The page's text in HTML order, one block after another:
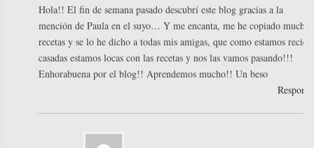
Hola!! El fin de semana pasado descubrí este blog gracias a la
mención de Paula en el suyo… Y me encanta, me he copiado muchas
recetas y se lo he dicho a todas mis amigas, que como estamos recién
casadas estamos locas con las recetas y nos las vamos pasando!!!
Enhorabuena por el blog!! Aprendemos mucho!! Un beso